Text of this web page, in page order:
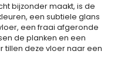
bijzonder maakt, is de
een subtiele glans
een fraai afgeronde
de planken en een
tillen deze vloer naar een